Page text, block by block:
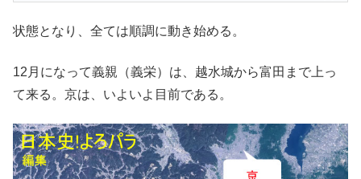
状態となり、全ては順調に動き始める。
12月になって義親（義栄）は、越水城から富田まで上っ
て来る。京は、いよいよ目前である。